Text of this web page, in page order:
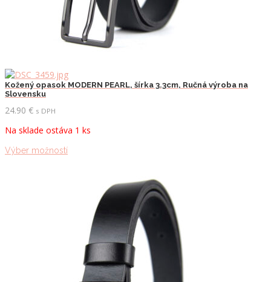
Kožený opasok MODERN PEARL, šírka 3.3cm, Ručná výroba na
Slovensku
24.90 € s DPH
Na sklade ostáva 1 ks
Výber možnostíTento
variantov.
Možnosti
môžete
vybrať
stránke
produktu.